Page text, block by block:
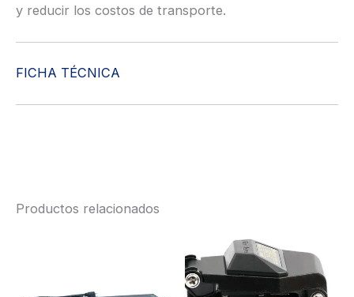
y reducir los costos de transporte.
FICHA TÉCNICA
Productos relacionados